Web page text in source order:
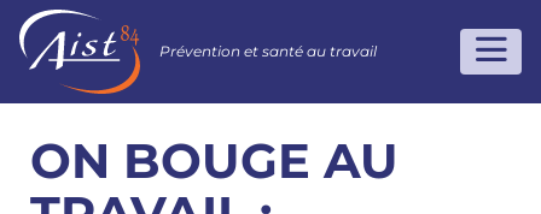
Prévention et santé au travail
ON BOUGE AU